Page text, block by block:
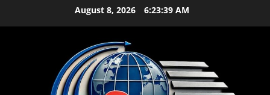
to
August 8, 2026 6:23:41 AM